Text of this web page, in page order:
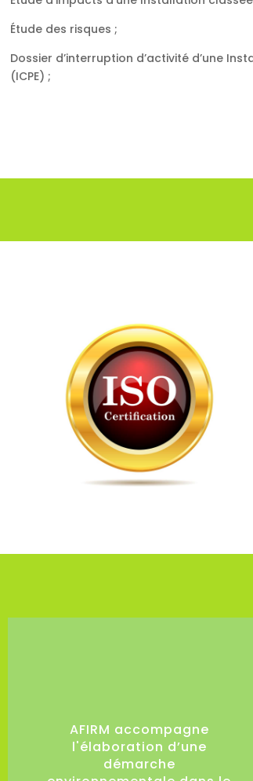
Étude des risques ;
Dossier d’interruption d’activité d’une
(ICPE) ;
AFIRM accompagne
l'élaboration d’une
démarche